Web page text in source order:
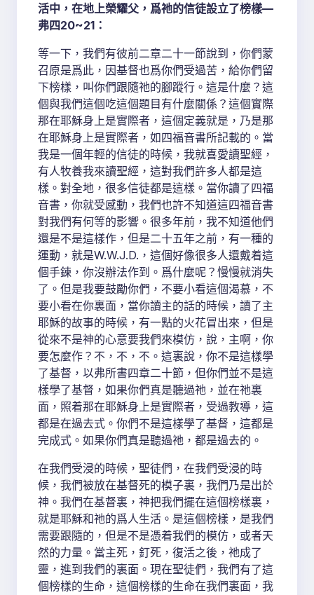
活中，在地上榮耀父，爲祂的信徒設立了榜樣—
弗四20~21：
等一下，我們有彼前二章二十一節說到，你們蒙
召原是爲此，因基督也爲你們受過苦，給你們留
下榜樣，叫你們跟隨祂的腳蹤行。這是什麼？這
個與我們這個吃這個題目有什麼關係？這個實際
那在耶穌身上是實際者，這個定義就是，乃是那
在耶穌身上是實際者，如四福音書所記載的。當
我是一個年輕的信徒的時候，我就喜愛讀聖經，
有人牧養我來讀聖經，這對我們許多人都是這
樣。對全地，很多信徒都是這樣。當你讀了四福
音書，你就受感動，我們也許不知道這四福音書
對我們有何等的影響。很多年前，我不知道他們
還是不是這樣作，但是二十五年之前，有一種的
運動，就是W.W.J.D.，這個好像很多人還戴着這
個手鍊，你沒辦法作到。爲什麼呢？慢慢就消失
了。但是我要鼓勵你們，不要小看這個渴慕，不
要小看在你裏面，當你讀主的話的時候，讀了主
耶穌的故事的時候，有一點的火花冒出來，但是
從來不是神的心意要我們來模仿，說，主啊，你
要怎麼作？不，不，不。這裏說，你不是這樣學
了基督，以弗所書四章二十節，但你們並不是這
樣學了基督，如果你們真是聽過祂，並在祂裏
面，照着那在耶穌身上是實際者，受過教導，這
都是在過去式。你們不是這樣學了基督，這都是
完成式。如果你們真是聽過祂，都是過去的。
在我們受浸的時候，聖徒們，在我們受浸的時
候，我們被放在基督死的模子裏，我們乃是出於
神。我們在基督裏，神把我們擺在這個榜樣裏，
就是耶穌和祂的爲人生活。是這個榜樣，是我們
需要跟隨的，但是不是憑着我們的模仿，或者天
然的力量。當主死，釘死，復活之後，祂成了
靈，進到我們的裏面。現在聖徒們，我們有了這
個榜樣的生命，這個榜樣的生命在我們裏面，我